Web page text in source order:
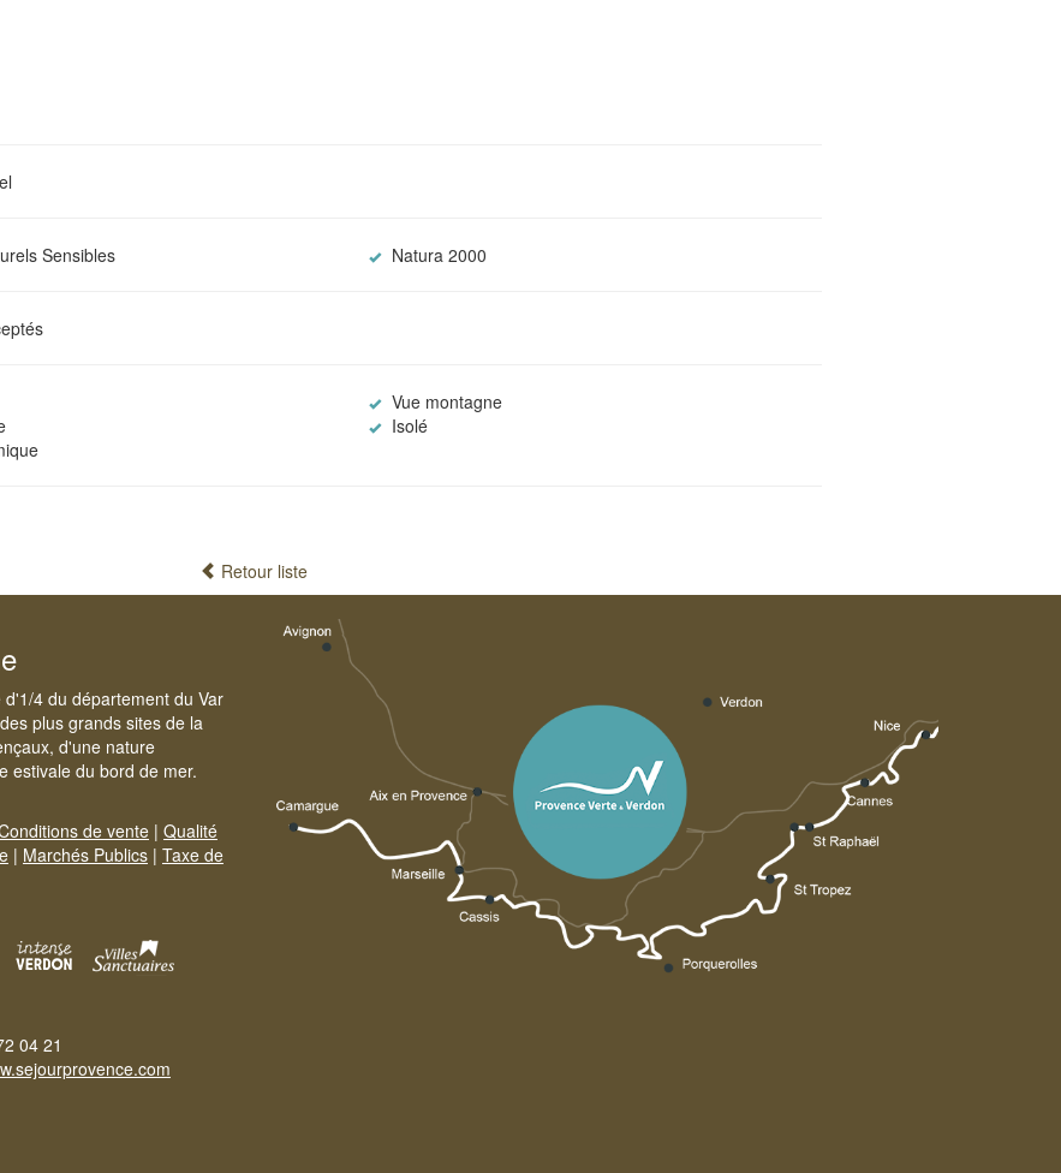
Sensibles Natura 2000
Vue montagne
Isolé
Retour liste
4 du département du Var
plus grands sites de la
d'une nature
estivale du bord de mer.
de vente | Qualité
| Marchés Publics | Taxe de
04 21